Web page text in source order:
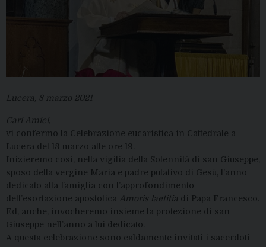
Lucera, 8 marzo 2021
Cari Amici,
vi confermo la Celebrazione eucaristica in Cattedrale a
Lucera del 18 marzo alle ore 19.
Inizieremo così, nella vigilia della Solennità di san Giuseppe,
sposo della vergine Maria e padre putativo di Gesù, l’anno
dedicato alla famiglia con l’approfondimento
dell’esortazione apostolica Amoris laetitia di Papa Francesco.
Ed, anche, invocheremo insieme la protezione di san
Giuseppe nell’anno a lui dedicato.
A questa celebrazione sono caldamente invitati i sacerdoti